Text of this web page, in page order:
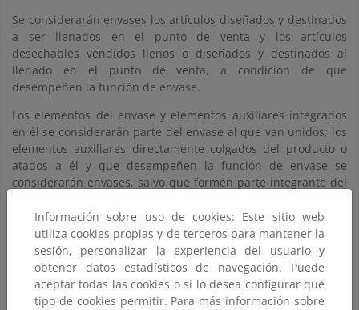
Se considerarán envases los artículos diseñados y destinados
a ser llenados en el punto de venta y los artículos
desechables vendidos llenos o diseñados y destinados al
llenado en el punto de venta, a condición de que
desempeñen la función de envase.
Los elementos del envase y elementos auxiliares integrados
en él se considerarán parte del envase al que van unidos; los
elementos auxiliares directamente colgados del producto o
atados a él y que desempeñen la función de envase se
considerarán envases, salvo que formen parte integrante del
consumidos o eliminados conjuntamente.
Se consideran envases industriales o comerciales aquellos
que sean de uso y consumo exclusivo en las industrias,
comercios, servicios o explotaciones agrícolas y ganaderas y
que, por tanto, no sean susceptibles de uso y consumo
Información sobre uso de cookies: Este sitio web
utiliza cookies propias y de terceros para mantener la
sesión, personalizar la experiencia del usuario y
obtener datos estadísticos de navegación. Puede
aceptar todas las cookies o si lo desea configurar qué
tipo de cookies permitir. Para más información sobre